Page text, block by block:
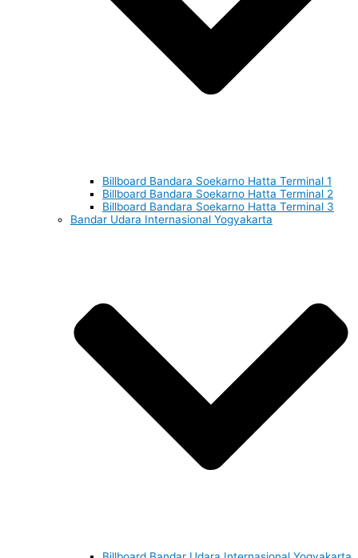
Billboard Bandara Soekarno Hatta Terminal 1
Billboard Bandara Soekarno Hatta Terminal 2
Billboard Bandara Soekarno Hatta Terminal 3
Bandar Udara Internasional Yogyakarta